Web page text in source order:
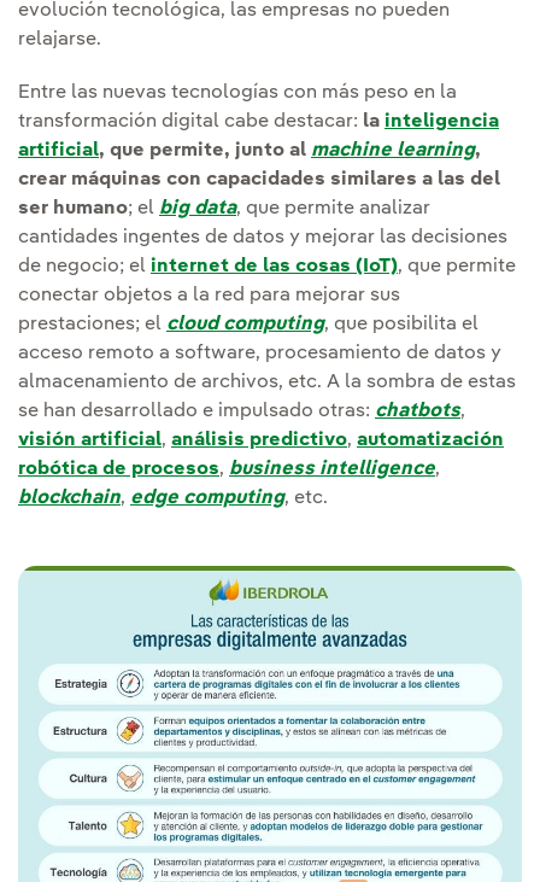
evolución tecnológica, las empresas no pueden
relajarse.
Entre las nuevas tecnologías con más peso en la
transformación digital cabe destacar: la inteligencia
artificial, que permite, junto al machine learning,
crear máquinas con capacidades similares a las del
ser humano; el big data, que permite analizar
cantidades ingentes de datos y mejorar las decisiones
de negocio; el internet de las cosas (IoT), que permite
conectar objetos a la red para mejorar sus
prestaciones; el cloud computing, que posibilita el
acceso remoto a software, procesamiento de datos y
almacenamiento de archivos, etc. A la sombra de estas
se han desarrollado e impulsado otras: chatbots,
visión artificial, análisis predictivo, automatización
robótica de procesos, business intelligence,
blockchain, edge computing, etc.